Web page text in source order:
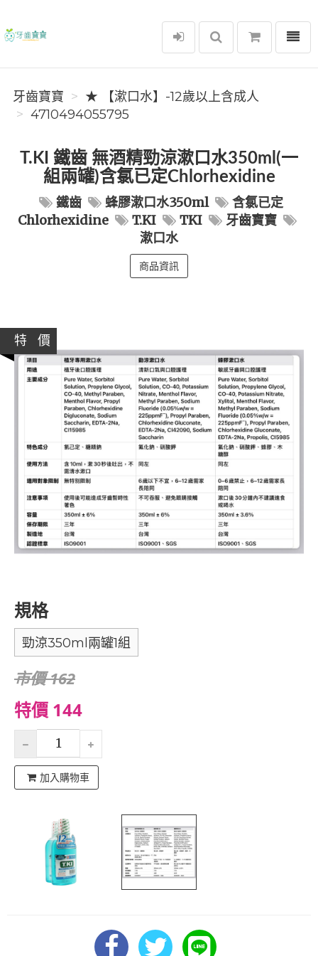
牙齒寶寶
選單
牙齒寶寶
★ 【漱口水】-12歲以上含成人
4710494055795
T.KI 鐵齒 無酒精勁涼漱口水350ml(一
組兩罐)含氯已定Chlorhexidine
鐵齒 蜂膠漱口水350ml
含氯已定
Chlorhexidine
T.KI TKI
牙齒寶寶
漱口水
商品資訊
特 價
規格
勁涼350ml兩罐1組
市價 162
特價 144
加入購物車